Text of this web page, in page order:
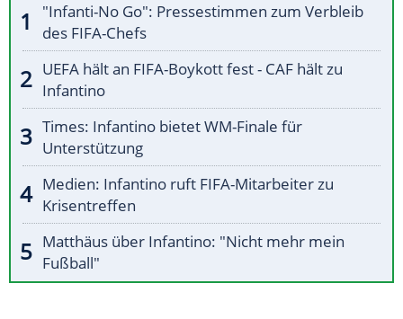
"Infanti-No Go": Pressestimmen zum Verbleib
des FIFA-Chefs
UEFA hält an FIFA-Boykott fest - CAF hält zu
Infantino
Times: Infantino bietet WM-Finale für
Unterstützung
Medien: Infantino ruft FIFA-Mitarbeiter zu
Krisentreffen
Matthäus über Infantino: "Nicht mehr mein
Fußball"